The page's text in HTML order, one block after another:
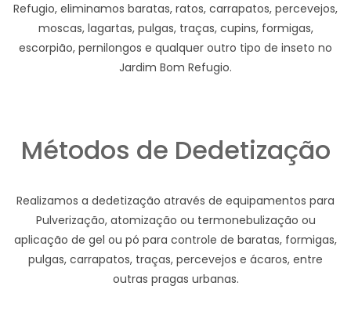
Refugio, eliminamos baratas, ratos, carrapatos, percevejos,
moscas, lagartas, pulgas, traças, cupins, formigas,
escorpião, pernilongos e qualquer outro tipo de inseto no
Jardim Bom Refugio.
Métodos de Dedetização
Realizamos a dedetização através de equipamentos para
Pulverização, atomização ou termonebulização ou
aplicação de gel ou pó para controle de baratas, formigas,
pulgas, carrapatos, traças, percevejos e ácaros, entre
outras pragas urbanas.